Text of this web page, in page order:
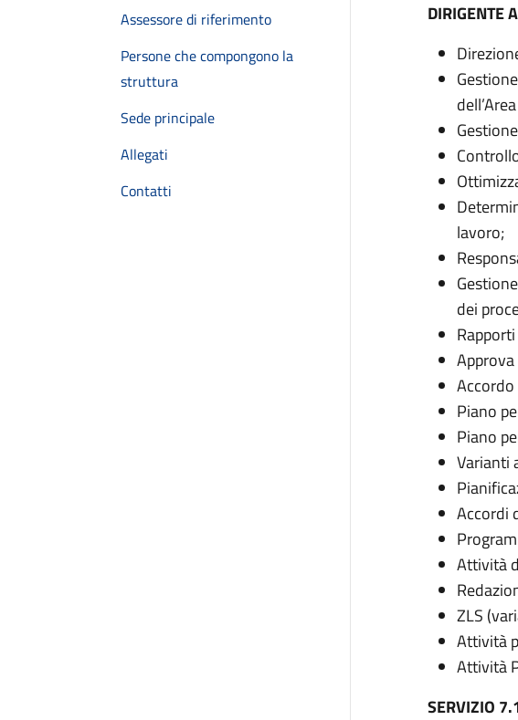
Assessore di riferimento
Persone che compongono la
struttura
Sede principale
Allegati
Contatti
DIRIGENTE
lavoro;
dei
Accordo
Piano
Piano
Varianti
Accordi
Attività
ZLS
Attività
Attività
SERVIZIO